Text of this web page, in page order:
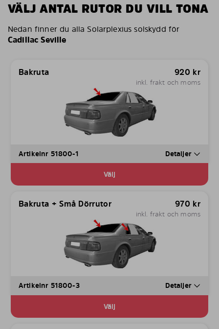
VÄLJ ANTAL RUTOR DU VILL TONA
Nedan finner du alla Solarplexius solskydd för
Cadillac Seville
Bakruta 920 kr
inkl. frakt och moms
Artikelnr 51800-1 Detaljer
Välj
Bakruta + Små Dörrutor 970 kr
inkl. frakt och moms
Artikelnr 51800-3 Detaljer
Välj